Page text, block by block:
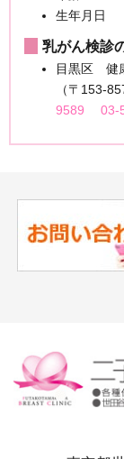
生年月日
乳がん検診
目黒区 健
（〒153-
9589
03-